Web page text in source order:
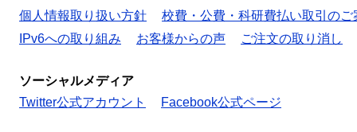
個人情報取り扱い方針
校費・公費・科研費払い取引のご
IPv6への取り組み
お客様からの声 ご注文の取り消し
ソーシャルメディア
Twitter公式アカウント
Facebook公式ページ